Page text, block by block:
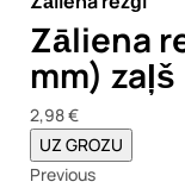
Zāliena
mm) zaļš
2,98 €
UZ GROZU
Previous